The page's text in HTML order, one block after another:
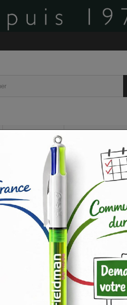
AFFICHES
FLYERS /
ou
(foires, salons...), ledéroulant
sur toile classée au feu
dos noir